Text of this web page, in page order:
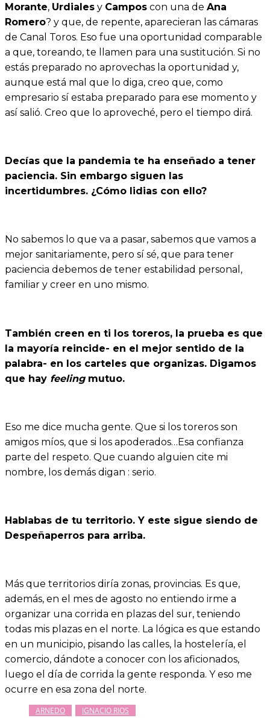
Morante, Urdiales y Campos con una de Ana
Romero? y que, de repente, aparecieran las cámaras
de Canal Toros. Eso fue una oportunidad comparable
a que, toreando, te llamen para una sustitución. Si no
estás preparado no aprovechas la oportunidad y,
aunque está mal que lo diga, creo que, como
empresario sí estaba preparado para ese momento y
así salió. Creo que lo aproveché, pero el tiempo dirá.
Decías que la pandemia te ha enseñado a tener
paciencia. Sin embargo siguen las
incertidumbres. ¿Cómo lidias con ello?
No sabemos lo que va a pasar, sabemos que vamos a
mejor sanitariamente, pero sí sé, que para tener
paciencia debemos de tener estabilidad personal,
familiar y creer en uno mismo.
También creen en ti los toreros, la prueba es que
la mayoría reincide- en el mejor sentido de la
palabra- en los carteles que organizas. Digamos
que hay feeling mutuo.
Eso me dice mucha gente. Que si los toreros son
amigos míos, que si los apoderados…Esa confianza
parte del respeto. Que cuando alguien cite mi
nombre, los demás digan : serio.
Hablabas de tu territorio. Y este sigue siendo de
Despeñaperros para arriba.
Más que territorios diría zonas, provincias. Es que,
además, en el mes de agosto no entiendo irme a
organizar una corrida en plazas del sur, teniendo
todas mis plazas en el norte. La lógica es que estando
en un municipio, pisando las calles, la hostelería, el
comercio, dándote a conocer con los aficionados,
luego el día de corrida la gente responda. Y eso me
ocurre en esa zona del norte.
ARNEDO IGNACIO RIOS